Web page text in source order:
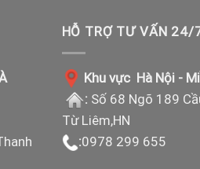
HỖ TRỢ TƯ VẤN 24/
Khu vực Hà Nội -
: Số 68 Ngõ 189
Từ Liêm,HN
:0978 299 655